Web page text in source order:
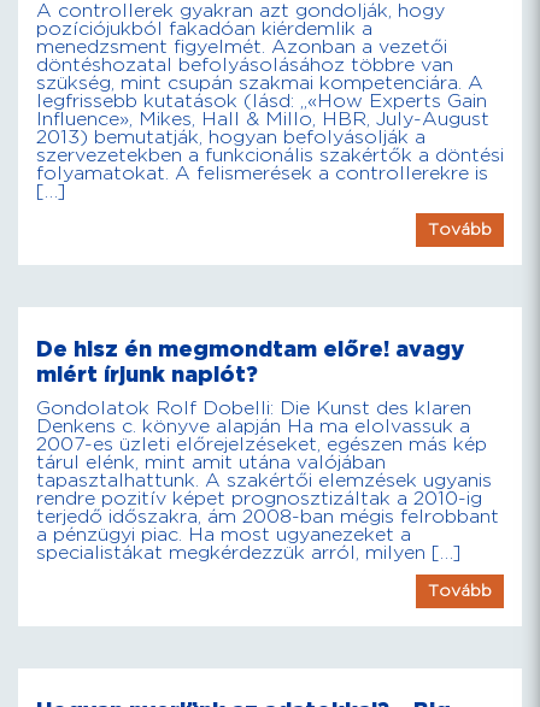
A controllerek gyakran azt gondolják, hogy
pozíciójukból fakadóan kiérdemlik a
menedzsment figyelmét. Azonban a vezetői
döntéshozatal befolyásolásához többre van
szükség, mint csupán szakmai kompetenciára. A
legfrissebb kutatások (lásd: „«How Experts Gain
Influence», Mikes, Hall & Millo, HBR, July-August
2013) bemutatják, hogyan befolyásolják a
szervezetekben a funkcionális szakértők a döntési
folyamatokat. A felismerések a controllerekre is
[…]
Tovább
De hisz én megmondtam előre! avagy
miért írjunk naplót?
Gondolatok Rolf Dobelli: Die Kunst des klaren
Denkens c. könyve alapján Ha ma elolvassuk a
2007-es üzleti előrejelzéseket, egészen más kép
tárul elénk, mint amit utána valójában
tapasztalhattunk. A szakértői elemzések ugyanis
rendre pozitív képet prognosztizáltak a 2010-ig
terjedő időszakra, ám 2008-ban mégis felrobbant
a pénzügyi piac. Ha most ugyanezeket a
specialistákat megkérdezzük arról, milyen […]
Tovább